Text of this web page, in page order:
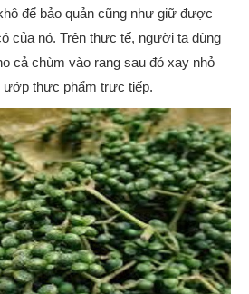
để bảo quản cũng như giữ được
của nó. Trên thực tế, người ta dùng
cả chùm vào rang sau đó xay nhỏ
thực phẩm trực tiếp.